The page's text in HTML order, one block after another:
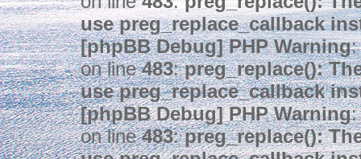
use preg_replace_callback
[phpBB Debug] PHP Warning:
on line483:preg_replace():
use preg_replace_callback
[phpBB Debug] PHP Warning:
on line483:preg_replace():